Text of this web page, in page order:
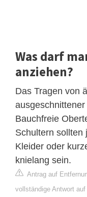
Was darf
anziehen?
Das Tragen von
Bauchfreie
Schultern sollten
Kleider oder
knielang sein.
Antrag auf
vollständige Antwort